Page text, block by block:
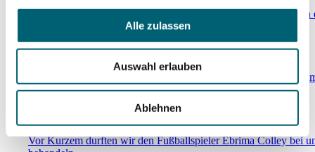
Alle zulassen
Auswahl erlauben
Ablehnen
dürfen, und drücken ihr für diesen grossartigen Erfolg weiterhin
31. Juli 2026
Merian Iselin Klinik goes Eishockey
Ein unvergesslicher Teamabend für die Merian Iselin Klinik
EHC Basel - voller Emotionen und Tore.
Ebrima Colley bei uns in der Klinik
Vor Kurzem durften wir den Fußballspieler Ebrima Colley bei